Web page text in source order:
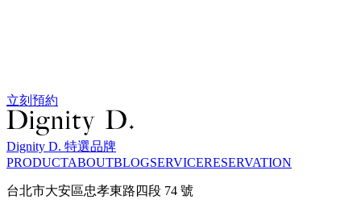
立刻預約
Dignity D. 特選品牌
PRODUCTABOUTBLOGSERVICERESERVATION
台北市大安區忠孝東路四段 74 號